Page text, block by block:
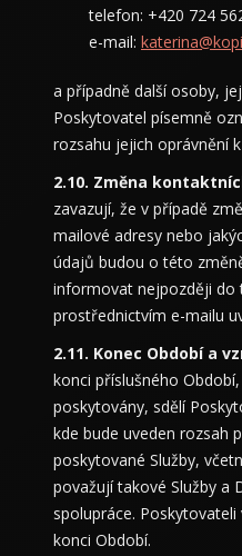
telefon: +420 724
e-mail:
a případně další osoby,
Poskytovatel písemně
rozsahu jejich oprávnění
Změna
zavazují, že v případě
mailové adresy nebo
údajů budou o této
informovat nejpozději do
prostřednictvím e-mailu
Konec Období a
konci příslušného
poskytovány, sdělí
kde bude uveden rozsah
poskytované Služby,
považují takové Služby a
spolupráce.
konci Období.